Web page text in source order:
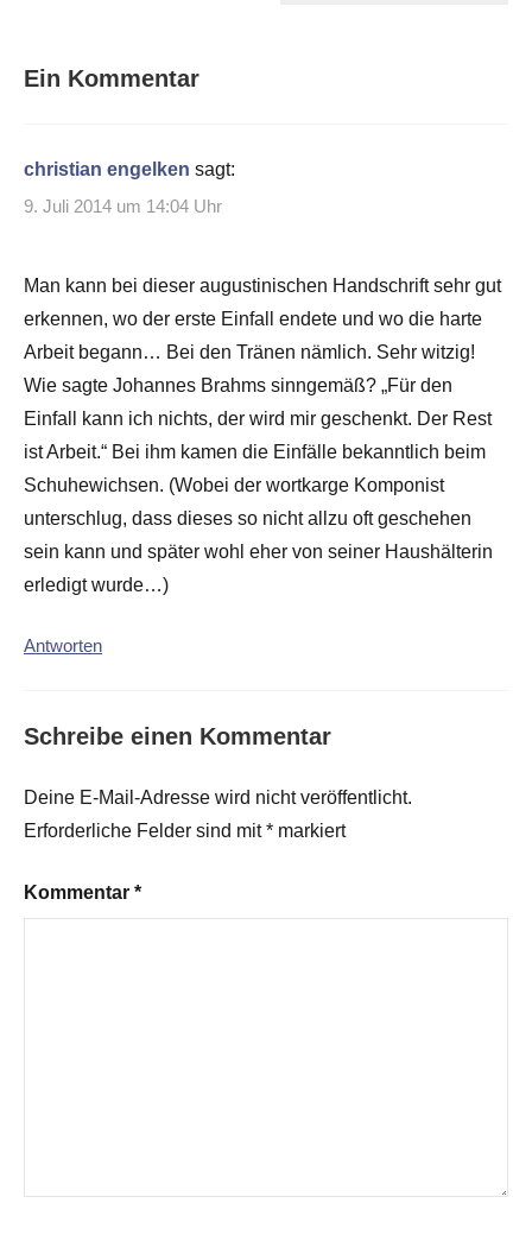
Ein Kommentar
christian engelken sagt:
9. Juli 2014 um 14:04 Uhr
Man kann bei dieser augustinischen Handschrift sehr gut
erkennen, wo der erste Einfall endete und wo die harte
Arbeit begann… Bei den Tränen nämlich. Sehr witzig!
Wie sagte Johannes Brahms sinngemäß? „Für den
Einfall kann ich nichts, der wird mir geschenkt. Der Rest
ist Arbeit.“ Bei ihm kamen die Einfälle bekanntlich beim
Schuhewichsen. (Wobei der wortkarge Komponist
unterschlug, dass dieses so nicht allzu oft geschehen
sein kann und später wohl eher von seiner Haushälterin
erledigt wurde…)
Antworten
Schreibe einen Kommentar
Deine E-Mail-Adresse wird nicht veröffentlicht.
Erforderliche Felder sind mit* markiert
Kommentar *